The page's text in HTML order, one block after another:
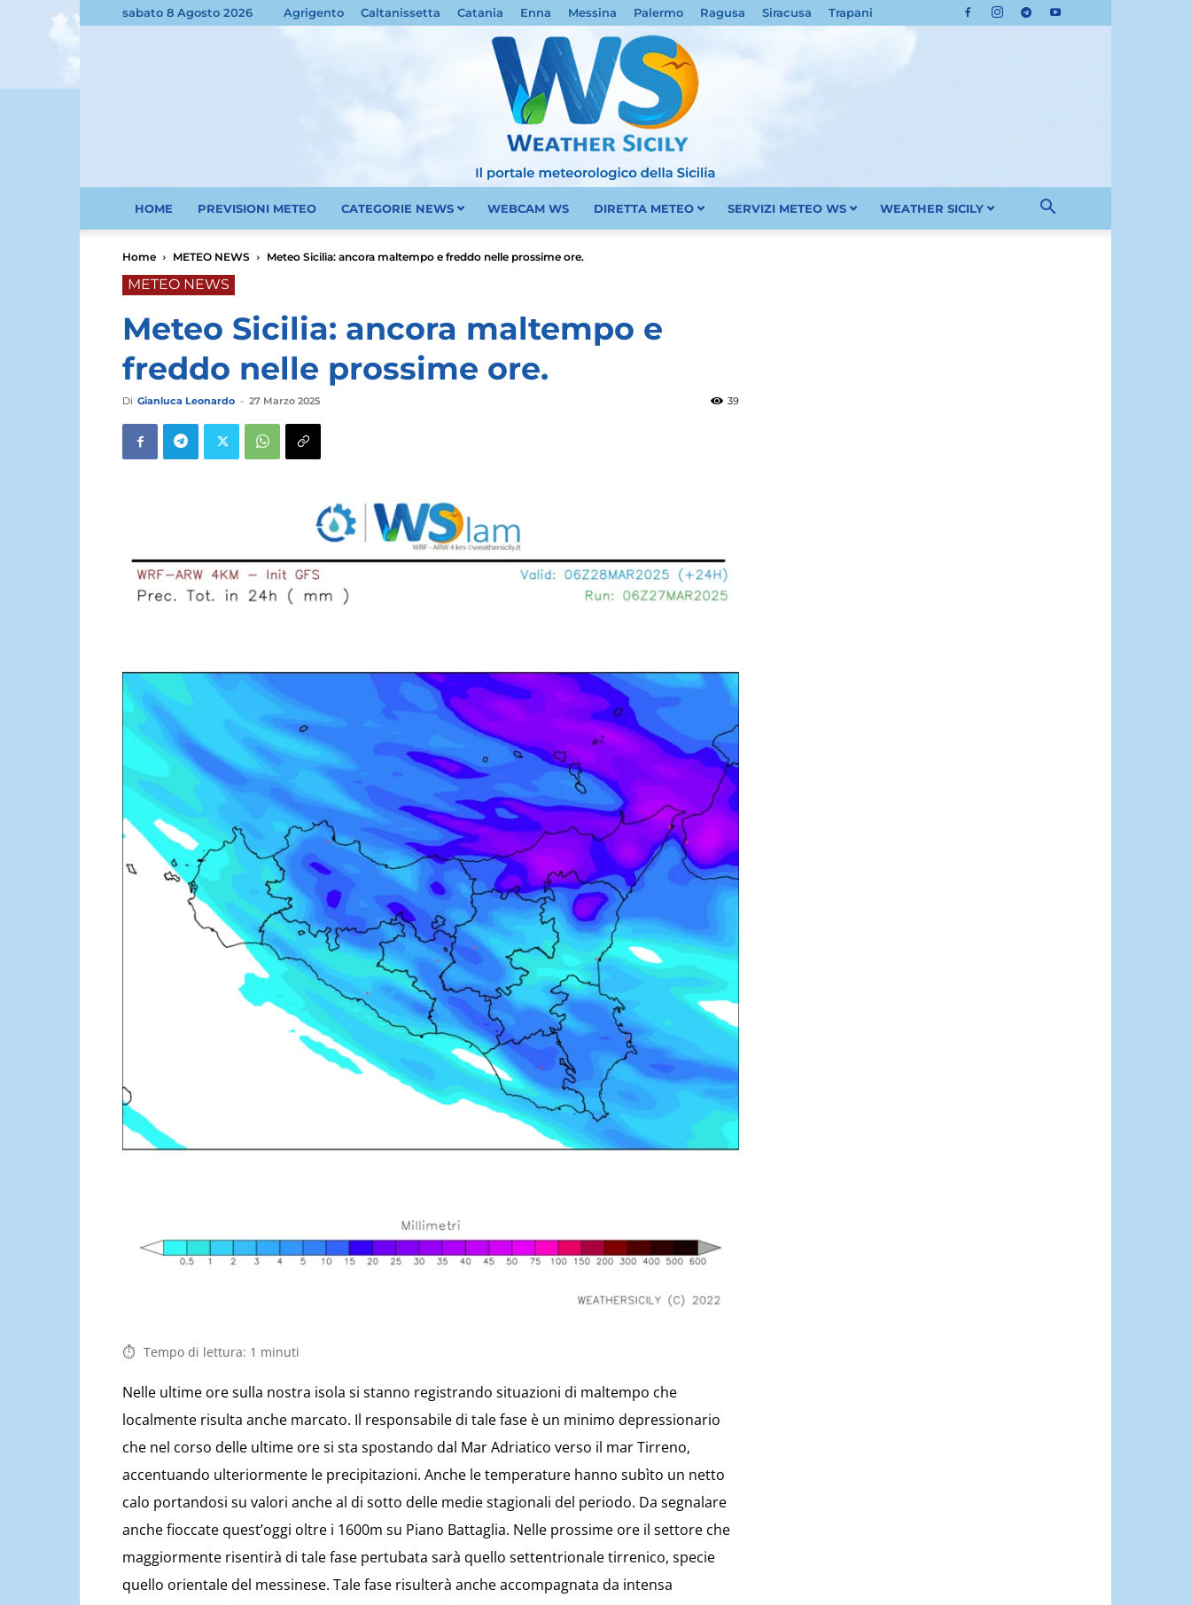
sabato 8 Agosto 2026 Agrigento Caltanissetta Catania Enna Messina Palermo Ragusa Siracusa Trapani
Weather
Sicily.it
HOME PREVISIONI METEO CATEGORIE NEWS WEBCAM WS DIRETTA METEO SERVIZI METEO WS WEATHER SICILY
Home METEO NEWS Meteo Sicilia: ancora maltempo e freddo nelle prossime ore.
METEO NEWS
Meteo Sicilia: ancora maltempo e
freddo nelle prossime ore.
Di Gianluca Leonardo - 27 Marzo 2025 39
Tempo di lettura: 1 minuti
Nelle ultime ore sulla nostra isola si stanno registrando situazioni di maltempo che
localmente risulta anche marcato. Il responsabile di tale fase è un minimo depressionario
che nel corso delle ultime ore si sta spostando dal Mar Adriatico verso il mar Tirreno,
accentuando ulteriormente le precipitazioni. Anche le temperature hanno subìto un netto
calo portandosi su valori anche al di sotto delle medie stagionali del periodo. Da segnalare
anche fioccate quest’oggi oltre i 1600m su Piano Battaglia. Nelle prossime ore il settore che
maggiormente risentirà di tale fase pertubata sarà quello settentrionale tirrenico, specie
quello orientale del messinese. Tale fase risulterà anche accompagnata da intensa